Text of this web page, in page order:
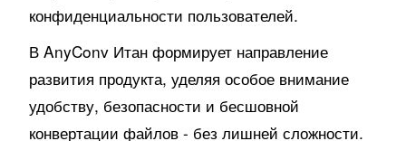
конфиденциальности пользователей.
В AnyConv Итан формирует направление
развития продукта, уделяя особое внимание
удобству, безопасности и бесшовной
конвертации файлов - без лишней сложности.